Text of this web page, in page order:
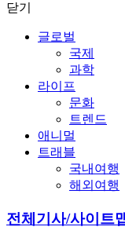
닫기
글로벌
국제
과학
라이프
문화
트렌드
애니멀
트래블
국내여행
해외여행
전체기사/사이트